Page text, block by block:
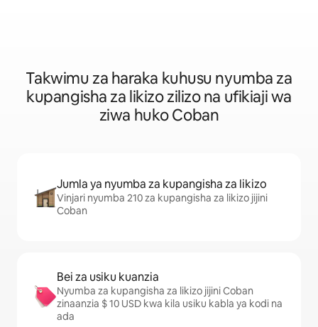
Takwimu za haraka kuhusu nyumba za
kupangisha za likizo zilizo na ufikiaji wa
ziwa huko Coban
Jumla ya nyumba za kupangisha za likizo
Vinjari nyumba 210 za kupangisha za likizo jijini
Coban
Bei za usiku kuanzia
Nyumba za kupangisha za likizo jijini Coban
zinaanzia $ 10 USD kwa kila usiku kabla ya kodi na
ada